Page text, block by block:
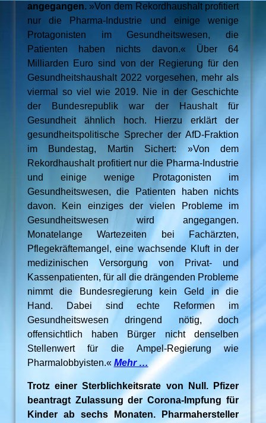
angegangen.»Von dem Rekordhaushalt profitiert
nur die Pharma-Industrie und einige wenige
Protagonisten im Gesundheitswesen, die
Patienten haben nichts davon.« Über 64
Milliarden Euro sind von der Regierung für den
Gesundheitshaushalt 2022 vorgesehen, mehr als
viermal so viel wie 2019. Nie in der Geschichte
der Bundesrepublik war der Haushalt für
Gesundheit ähnlich hoch. Hierzu erklärt der
gesundheitspolitische Sprecher der AfD-Fraktion
im Bundestag, Martin Sichert: »Von dem
Rekordhaushalt profitiert nur die Pharma-Industrie
und einige wenige Protagonisten im
Gesundheitswesen, die Patienten haben nichts
davon. Kein einziges der vielen Probleme im
Gesundheitswesen wird angegangen.
Monatelange Wartezeiten bei Fachärzten,
Pflegekräftemangel, eine wachsende Kluft in der
medizinischen Versorgung von Privat- und
Kassenpatienten, für all die drängenden Probleme
nimmt die Bundesregierung kein Geld in die
Hand. Dabei sind echte Reformen im
Gesundheitswesen dringend nötig, doch
offensichtlich haben Bürger nicht denselben
Stellenwert für die Ampel-Regierung wie
Pharmalobbyisten.« Mehr …
Trotz einer Sterblichkeitsrate von Null. Pfizer
beantragt Zulassung der Corona-Impfung für
Kinder ab sechs Monaten. Pharmahersteller